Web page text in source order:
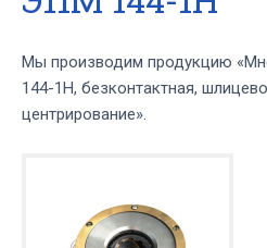
Мы производим продукцию
144-1Н, безконтактная,
центрирование».